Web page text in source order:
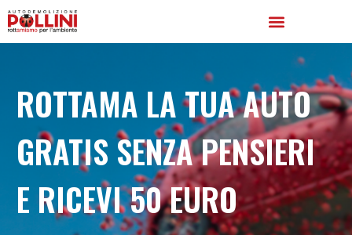
ROTTAMA LA TUA AUTO
GRATIS SENZA PENSIERI
E RICEVI 50 EURO